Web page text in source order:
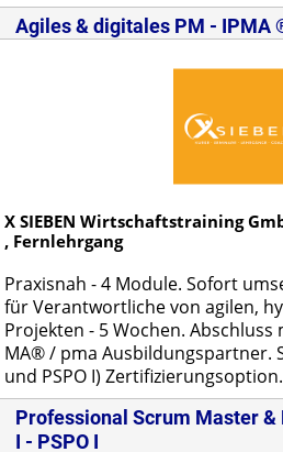
Agiles & digitales PM - IPMA
X SIEBEN Wirtschaftstraining
, Fernlehrgang
Pra­xis­nah - 4 Mo­du­le. So­fort
für Ver­ant­wort­li­che von agi­len,
Pro­jek­ten - 5 Wo­chen.
MA® / pma Aus­bil­dungs­part­ner.
und PSPO I)
Professional Scrum Master &
I - PSPO I